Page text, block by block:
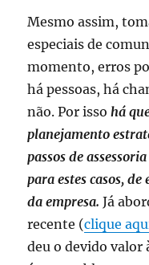
Mesmo assim,
especiais de
momento, erros
há pessoas, há
não. Por issohá
planejamento
passos de
para estes casos,
da empresa. Já
recente (clique
deu o devido valor